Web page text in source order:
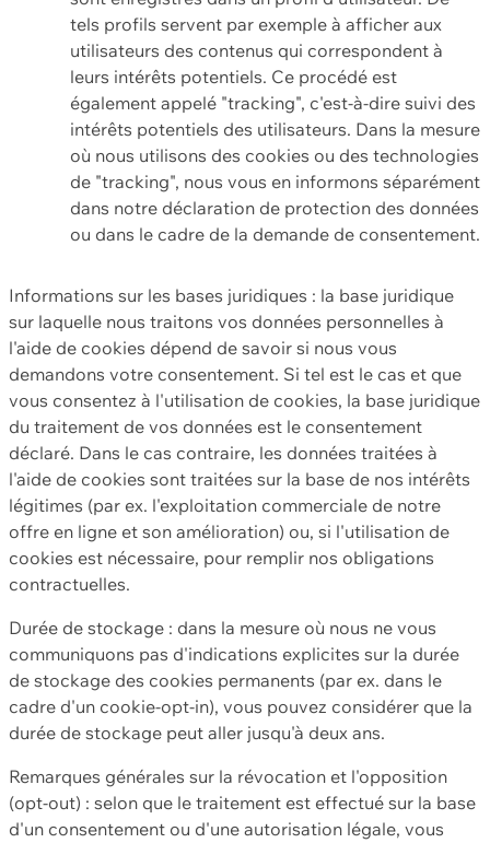
tels profils servent par exemple à afficher aux
utilisateurs des contenus qui correspondent à
leurs intérêts potentiels. Ce procédé est
également appelé "tracking", c'est-à-dire suivi des
intérêts potentiels des utilisateurs. Dans la mesure
où nous utilisons des cookies ou des technologies
de "tracking", nous vous en informons séparément
dans notre déclaration de protection des données
ou dans le cadre de la demande de consentement.
Informations sur les bases juridiques : la base juridique
sur laquelle nous traitons vos données personnelles à
l'aide de cookies dépend de savoir si nous vous
demandons votre consentement. Si tel est le cas et que
vous consentez à l'utilisation de cookies, la base juridique
du traitement de vos données est le consentement
déclaré. Dans le cas contraire, les données traitées à
l'aide de cookies sont traitées sur la base de nos intérêts
légitimes (par ex. l'exploitation commerciale de notre
offre en ligne et son amélioration) ou, si l'utilisation de
cookies est nécessaire, pour remplir nos obligations
contractuelles.
Durée de stockage : dans la mesure où nous ne vous
communiquons pas d'indications explicites sur la durée
de stockage des cookies permanents (par ex. dans le
cadre d'un cookie-opt-in), vous pouvez considérer que la
durée de stockage peut aller jusqu'à deux ans.
Remarques générales sur la révocation et l'opposition
(opt-out) : selon que le traitement est effectué sur la base
d'un consentement ou d'une autorisation légale, vous